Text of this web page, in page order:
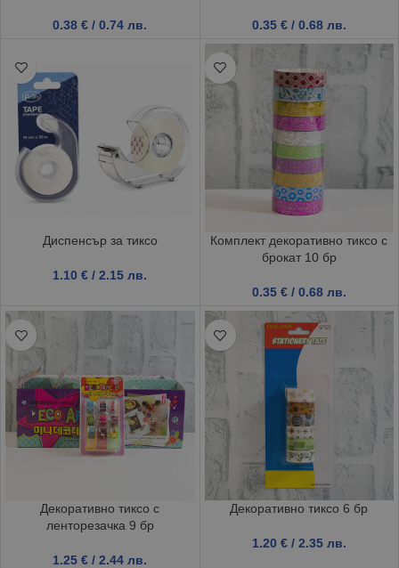
0.38€ / 0.74 лв. 0.35 € / 0.68 лв.
Диспенсър за тиксо
1.10€ / 2.15 лв.
Комплект декоративно тиксо с
брокат 10 бр
0.35 € / 0.68 лв.
Декоративно тиксо с
ленторезачка 9 бр
1.25€ / 2.44 лв.
Декоративно тиксо 6 бр
1.20 € / 2.35 лв.